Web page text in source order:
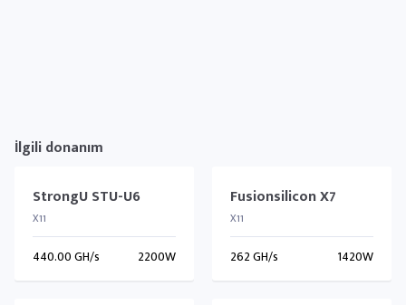
İlgili donanım
StrongU STU-U6
X11
440.00 GH/s 2200W
Fusionsilicon X7
X11
262 GH/s 1420W